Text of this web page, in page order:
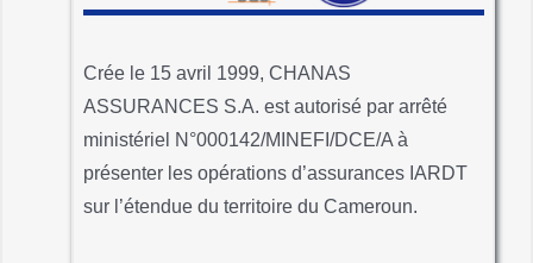
Crée le 15 avril 1999, CHANAS
ASSURANCES S.A. est autorisé par arrêté
ministériel N°000142/MINEFI/DCE/A à
présenter les opérations d’assurances IARDT
sur l’étendue du territoire du Cameroun.